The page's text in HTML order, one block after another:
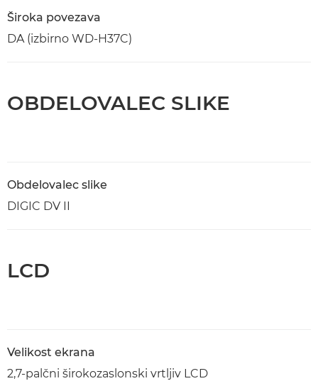
Široka povezava
DA (izbirno WD-H37C)
OBDELOVALEC SLIKE
Obdelovalec slike
DIGIC DV II
LCD
Velikost ekrana
2,7-palčni širokozaslonski vrtljiv LCD